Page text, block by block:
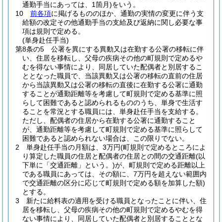
通勤手当にあっては、1箇月)をいう。
10
前各項に掲げるもののほか、通勤の実情の変更に伴う支
給額の改定その他通勤手当の支給及び返納に関し必要な事
項は規則で定める。
(単身赴任手当)
第8条の5
公署を異にする異動又は在勤する公署の移転に伴
い、住居を移転し、父母の疾病その他の町規則で定めるや
むを得ない事情により、同居していた配偶者と別居するこ
ととなった職員で、当該異動又は公署の移転の直前の住居
から当該異動又は公署の移転の直後に在勤する公署に通勤
することが通勤距離等を考慮して町規則で定める基準に照
らして困難であると認められるもののうち、単身で生活す
ることを常況とする職員には、単身赴任手当を支給する。
ただし、配偶者の住居から在勤する公署に通勤すること
が、通勤距離等を考慮して町規則で定める基準に照らして
困難であると認められない場合は、この限りでない。
2
単身赴任手当の月額は、3万円(町規則で定めるところによ
り算定した職員の住居と配偶者の住居との間の交通距離(以
下単に「交通距離」という。)が、町規則で定める距離以上
である職員にあっては、その額に、7万円を超えない範囲内
で交通距離の区分に応じて町規則で定める額を加算した額)
とする。
3
新たに給料表の適用を受ける職員となったことに伴い、住
居を移転し、父母の疾病その他の町規則で定めるやむを得
ない事情により、同居していた配偶者と別居することとな